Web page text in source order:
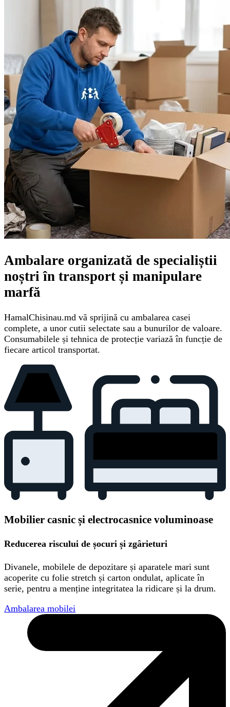
Ambalare organizată de specialiștii
noștri în transport și manipulare
marfă
HamalChisinau.md vă sprijină cu ambalarea casei
complete, a unor cutii selectate sau a bunurilor de valoare.
Consumabilele și tehnica de protecție variază în funcție de
fiecare articol transportat.
Mobilier casnic și electrocasnice voluminoase
Reducerea riscului de șocuri și zgârieturi
Divanele, mobilele de depozitare și aparatele mari sunt
acoperite cu folie stretch și carton ondulat, aplicate în
serie, pentru a menține integritatea la ridicare și la drum.
Ambalarea mobilei